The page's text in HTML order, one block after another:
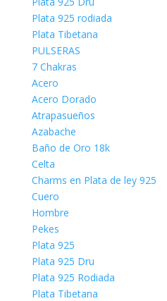
Plata 925 rodiada
Plata Tibetana
PULSERAS
7 Chakras
Acero
Acero Dorado
Atrapasueños
Azabache
Baño de Oro 18k
Celta
Charms en Plata de ley 925
Cuero
Hombre
Pekes
Plata 925
Plata 925 Dru
Plata 925 Rodiada
Plata Tibetana